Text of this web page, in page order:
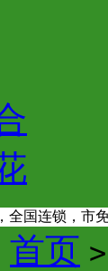
首页 >